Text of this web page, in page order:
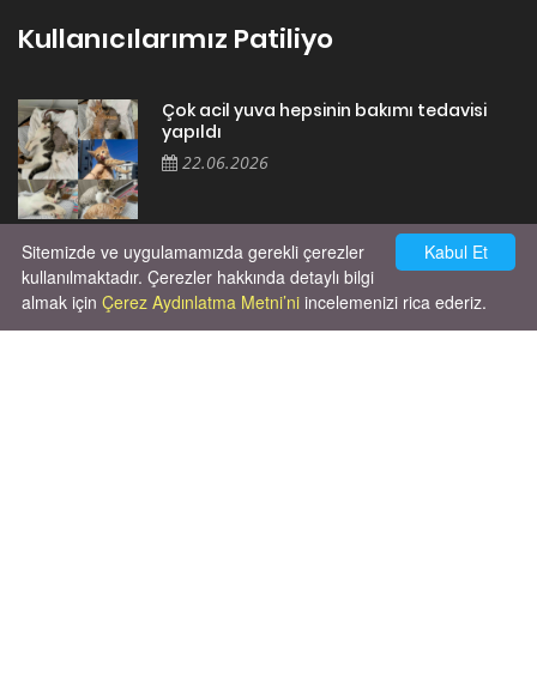
Kullanıcılarımız Patiliyo
Çok acil yuva hepsinin bakımı tedavisi
yapıldı
22.06.2026
Cok huysal asla tırmalama huyu yok yeni
kısırlastırdım tuvalet egitimi de var
kumundan baska yere ya...
02.03.2026
Kabul Et
Sitemizde ve uygulamamızda gerekli çerezler
kullanılmaktadır. Çerezler hakkında detaylı bilgi
almak için Çerez Aydınlatma Metni’ni incelemenizi rica ederiz.